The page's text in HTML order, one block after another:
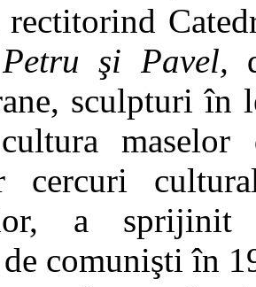
şi Pavel,
sculpturi în
cercuri
a sprijinit
comunişti în